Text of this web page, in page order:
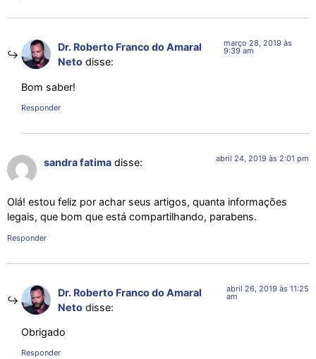
Dr. Roberto Franco do Amaral
Neto disse:
março 28, 2019 às
9:39 am
Bom saber!
Responder
sandra fatima disse: abril 24, 2019 às 2:01 pm
Olá! estou feliz por achar seus artigos, quanta informações
legais, que bom que está compartilhando, parabens.
Responder
Dr. Roberto Franco do Amaral
Neto disse:
abril 26, 2019 às 11:25
am
Obrigado
Responder